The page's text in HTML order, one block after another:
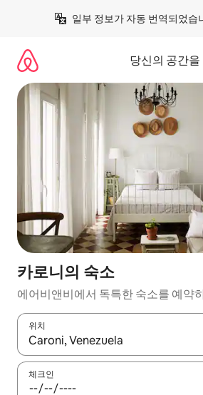
일부 정보가 자동 번역되었습
당신의 공간
카로니의 숙소
에어비앤비에서 독특한 숙소를 예약
위치
결과가 나오면 위·아래 화살표 키를 사
체크인